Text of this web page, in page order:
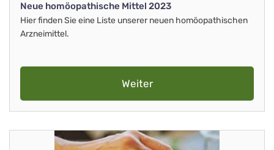
Neue homöopathische Mittel 2023
Hier finden Sie eine Liste unserer neuen homöopathischen
Arzneimittel.
Weiter